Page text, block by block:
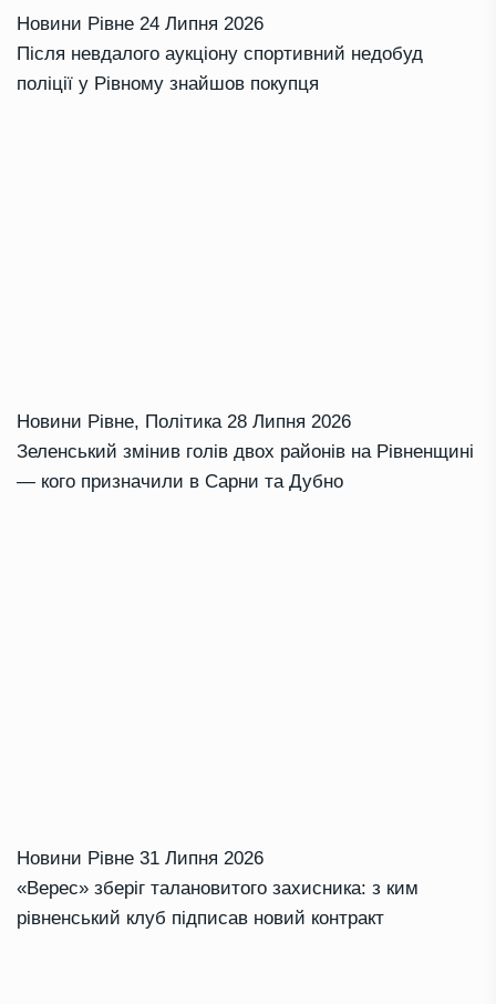
Новини Рівне 24 Липня 2026
Після невдалого аукціону спортивний недобуд
поліції у Рівному знайшов покупця
Новини Рівне, Політика 28 Липня 2026
Зеленський змінив голів двох районів на Рівненщині
— кого призначили в Сарни та Дубно
Новини Рівне 31 Липня 2026
«Верес» зберіг талановитого захисника: з ким
рівненський клуб підписав новий контракт